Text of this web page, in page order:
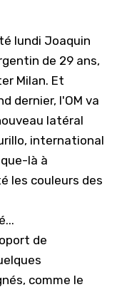
lundi Joaquin
de 29 ans,
Milan. Et
dernier, l'OM va
latéral
, international
là à
les couleurs des
de
comme le